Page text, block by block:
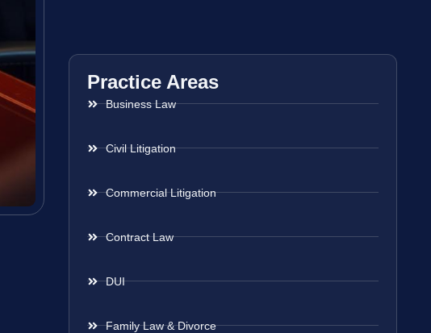
Practice Areas
Business Law
Civil Litigation
Commercial Litigation
Contract Law
DUI
Family Law & Divorce